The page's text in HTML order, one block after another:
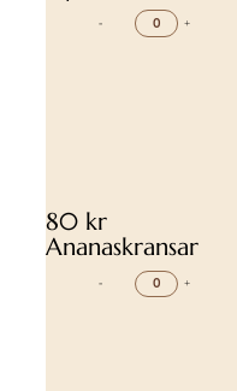
- +
80 kr
Ananaskransar
- +